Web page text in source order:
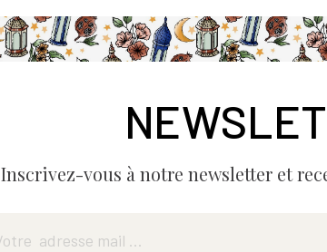
Inscrivez-vous à notre newsletter et